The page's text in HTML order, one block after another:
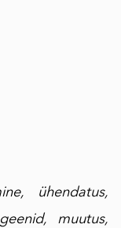
ühendatus,
muutus,